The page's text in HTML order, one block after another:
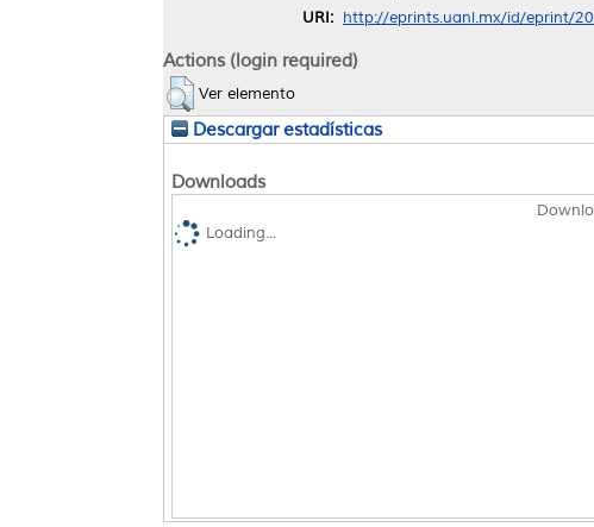
URI: http://eprints.uanl.mx/id/eprint/
Actions (login required)
Ver elemento
Descargar estadísticas
Downloads
Loading...